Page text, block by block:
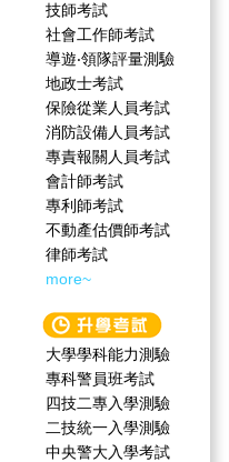
技師考試
社會工作師‍考試
導遊‧領隊評量測驗
地政士考試
保險從業人員考試
消防設備人員考試
專責報關人員考試
會計師考試
專利師考試
不動產估價師考試
律師考試
more~
大學學科能力測驗
專科警員班考試
四技二專入學測驗
二技統一入學測驗
中央警大入學考試